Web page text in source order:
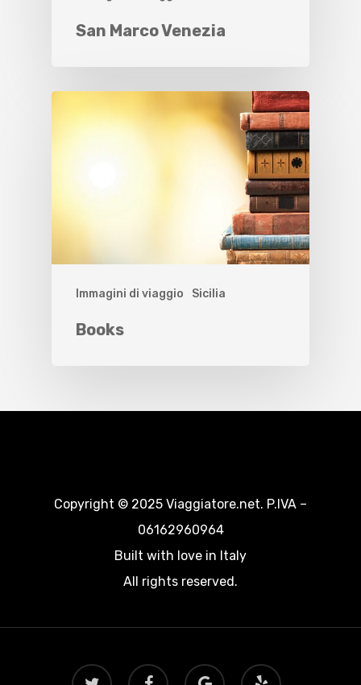
San Marco Venezia
Immagini di viaggio Sicilia
Books
Copyright © 2025 Viaggiatore.net. P.IVA –
06162960964
Built with love in Italy
All rights reserved.
twitter facebook
google-
yelp